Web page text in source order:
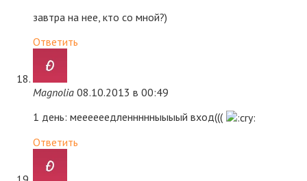
завтра на нее, кто со мной?)
Ответить
Magnolia 08.10.2013 в 00:49
1 день: меееееедленнннныыыый вход(((
Ответить